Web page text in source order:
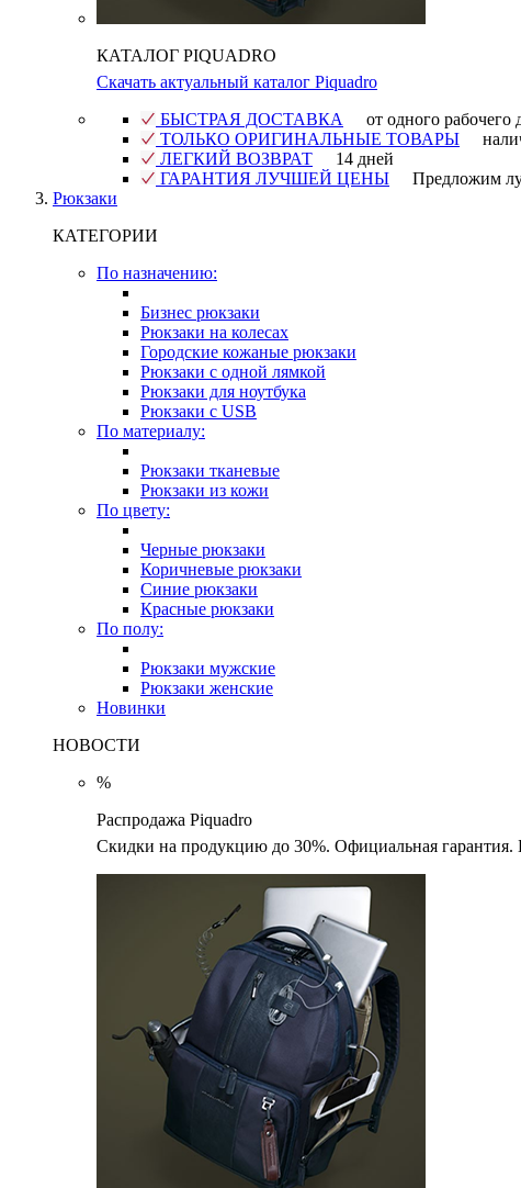
КАТАЛОГ PIQUADRO
Скачать актуальный каталог Piquadro
БЫСТРАЯ ДОСТАВКА
от одного рабочего
ТОЛЬКО ОРИГИНАЛЬНЫЕ ТОВАРЫ
ЛЕГКИЙ ВОЗВРАТ
14 дней
ГАРАНТИЯ ЛУЧШЕЙ ЦЕНЫ
Предложим
Рюкзаки
КАТЕГОРИИ
По назначению:
Бизнес рюкзаки
Рюкзаки на колесах
Городские кожаные рюкзаки
Рюкзаки с одной лямкой
Рюкзаки для ноутбука
Рюкзаки с USB
По материалу:
Рюкзаки тканевые
Рюкзаки из кожи
По цвету:
Черные рюкзаки
Коричневые рюкзаки
Синие рюкзаки
Красные рюкзаки
По полу:
Рюкзаки мужские
Рюкзаки женские
Новинки
НОВОСТИ
%
Распродажа Piquadro
Скидки на продукцию до 30%. Официальная гарантия.